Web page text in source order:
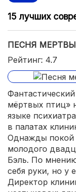
15 лучших
ПЕСНЯ
Рейтинг: 4.7
мёртвых птиц»
языке
в палатах
Однажды покой
молодого
Бэль. По
себя руки, но у
Директор